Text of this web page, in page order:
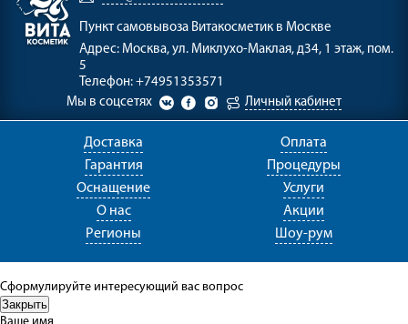
Пункт самовывоза Витакосметик в Москве
Адрес: Москва, ул. Миклухо-Маклая, д34, 1 этаж, пом.
5
Телефон: +74951353571
Мы в соцсетях
Личный кабинет
Доставка
Оплата
Гарантия
Процедуры
Оснащение
Услуги
О нас
Акции
Регионы
Шоу-рум
Сформулируйте интересующий вас вопрос